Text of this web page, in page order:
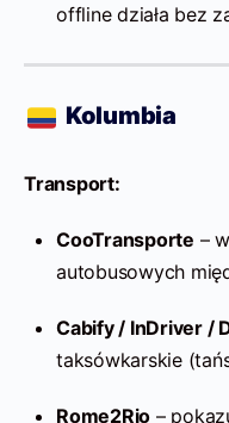
offline działa bez
Kolumbia
Transport:
CooTransporte –
autobusowych
Cabify / InDriver /
taksówkarskie
Rome2Rio –